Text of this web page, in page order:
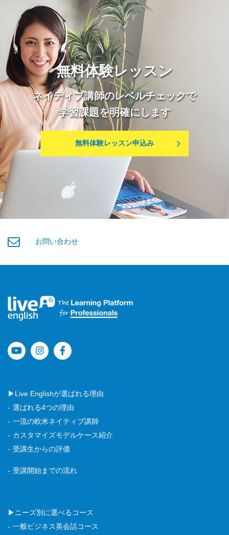
無料体験レッスン
ネイティブ講師のレベルチェックで
学習課題を明確にします
無料体験レッスン申込み
お問い合わせ
▶Live Englishが選ばれる理由
選ばれる4つの理由
一流の欧米ネイティブ講師
カスタマイズモデルケース紹介
受講生からの評価
受講開始までの流れ
▶ニーズ別に選べるコース
一般ビジネス英会話コース